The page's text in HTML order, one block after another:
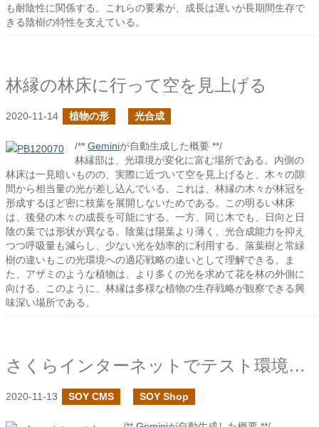
も耐陰性に関係する。これらの要素が、成長は遅いが長期間生存で
きる陰樹の特性を支えている。
林縁の林床に行って空を見上げる
2020-11-14 植物の形 光合成
/** Geminiが自動生成した概要 **/
林縁部は、光環境が変化に富む場所である。内側の
林床は一見暗いものの、実際に近づいて空を見上げると、木々の隙
間から相当量の光が差し込んでいる。これは、林縁の木々が林冠を
形成するほど密に枝葉を展開しないためである。この明るい林床
は、後発の木々の成長を可能にする。一方、同じ木でも、日向と日
陰の葉では形状が異なる。陰葉は陽葉より薄く、光合成能力を抑え
つつ呼吸量も減らし、少ない光を効率的に利用する。落葉樹と常緑
樹の違いもこの光環境への適応戦略の違いとして理解できる。ま
た、アザミのような植物は、より多くの光を求めて花を林の外側に
向ける。このように、林縁は多様な植物の生存戦略が観察できる興
味深い場所である。
さくらインターネットでテスト環境を作って、SOYCMSとSOYShopを動かしてみる
2020-11-13 SOY CMS SOY Shop